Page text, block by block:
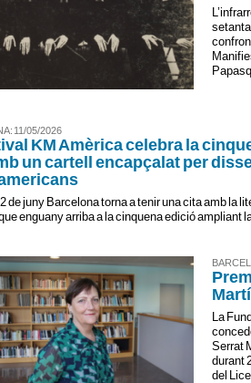
: 11/05/2026
KM Amèrica celebra la
un cartell encapçalat per
de juny Barcelona torna a tenir una cita amb la
enguany arriba a la cinquena edició ampliant
La
Serrat
durant
del